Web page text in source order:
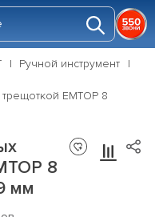
Ручной инструмент
EMTOP 8
8
мм